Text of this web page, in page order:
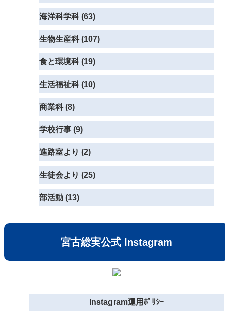
海洋科学科 (63)
生物生産科 (107)
食と環境科 (19)
生活福祉科 (10)
商業科 (8)
学校行事 (9)
進路室より (2)
生徒会より (25)
部活動 (13)
宮古総実公式 Instagram
Instagram運用ﾎﾟﾘｼｰ